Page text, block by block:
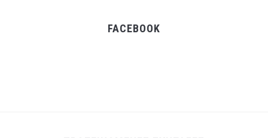
FACEBOOK